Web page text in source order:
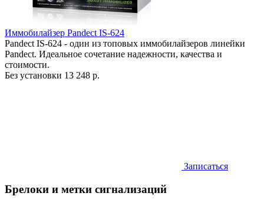
Иммобилайзер Pandect IS-624
Pandect IS-624 - один из топовых иммобилайзеров линейки
Pandect. Идеальное сочетание надежности, качества и
стоимости.
Без установки 13 248 р.
Записаться
Брелоки и метки сигнализаций